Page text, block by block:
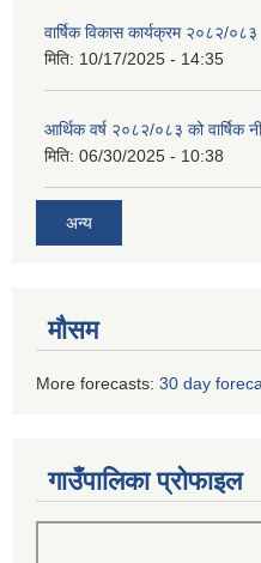
वार्षिक विकास कार्यक्रम २०८२/०८३
मिति: 10/17/2025 - 14:35
आर्थिक वर्ष २०८२/०८३ को वार्षिक
मिति: 06/30/2025 - 10:38
अन्य
मौसम
More forecasts: 30 day
गाउँपालिका प्रोफाइल